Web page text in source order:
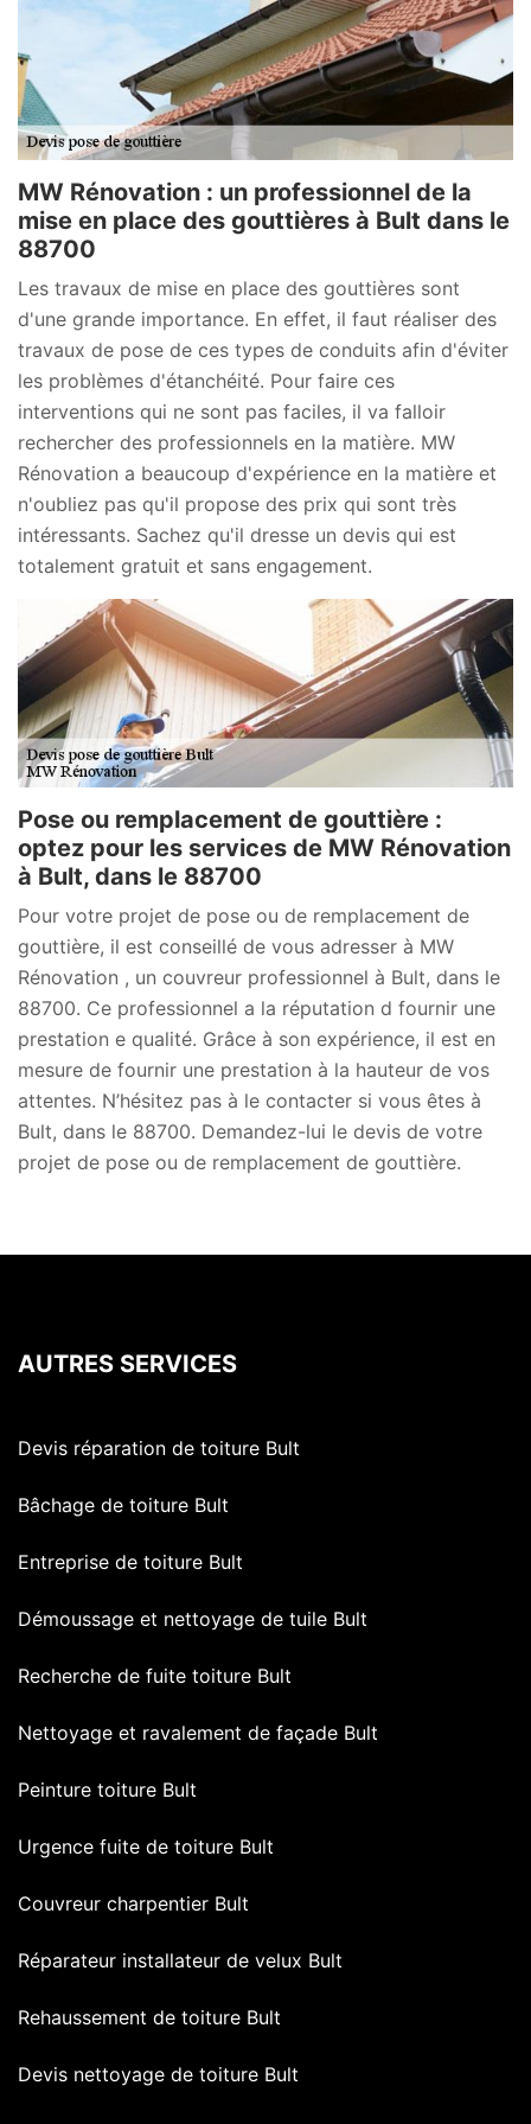
MW Rénovation : un professionnel de la
mise en place des gouttières à Bult dans le
88700
Les travaux de mise en place des gouttières sont
d'une grande importance. En effet, il faut réaliser des
travaux de pose de ces types de conduits afin d'éviter
les problèmes d'étanchéité. Pour faire ces
interventions qui ne sont pas faciles, il va falloir
rechercher des professionnels en la matière. MW
Rénovation a beaucoup d'expérience en la matière et
n'oubliez pas qu'il propose des prix qui sont très
intéressants. Sachez qu'il dresse un devis qui est
totalement gratuit et sans engagement.
Pose ou remplacement de gouttière :
optez pour les services de MW Rénovation
à Bult, dans le 88700
Pour votre projet de pose ou de remplacement de
gouttière, il est conseillé de vous adresser à MW
Rénovation , un couvreur professionnel à Bult, dans le
88700. Ce professionnel a la réputation d fournir une
prestation e qualité. Grâce à son expérience, il est en
mesure de fournir une prestation à la hauteur de vos
attentes. N’hésitez pas à le contacter si vous êtes à
Bult, dans le 88700. Demandez-lui le devis de votre
projet de pose ou de remplacement de gouttière.
AUTRES SERVICES
Devis réparation de toiture Bult
Bâchage de toiture Bult
Entreprise de toiture Bult
Démoussage et nettoyage de tuile Bult
Recherche de fuite toiture Bult
Nettoyage et ravalement de façade Bult
Peinture toiture Bult
Urgence fuite de toiture Bult
Couvreur charpentier Bult
Réparateur installateur de velux Bult
Rehaussement de toiture Bult
Devis nettoyage de toiture Bult